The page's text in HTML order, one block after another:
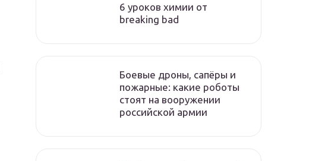
6 уроков химии от
breaking bad
Боевые дроны, сапёры и
пожарные: какие роботы
стоят на вооружении
российской армии